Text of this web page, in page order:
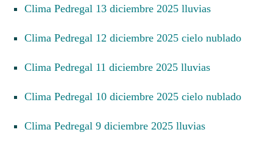
Clima Pedregal 13 diciembre 2025 lluvias
Clima Pedregal 12 diciembre 2025 cielo nublado
Clima Pedregal 11 diciembre 2025 lluvias
Clima Pedregal 10 diciembre 2025 cielo nublado
Clima Pedregal 9 diciembre 2025 lluvias